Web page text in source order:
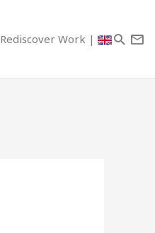
Rediscover Work